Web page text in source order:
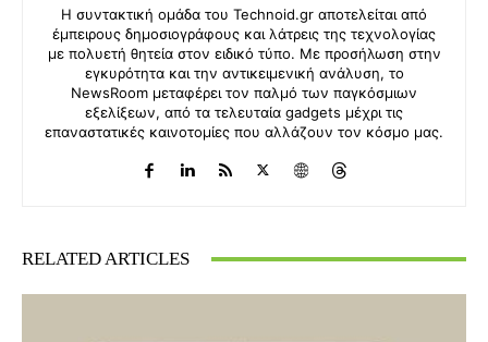
Η συντακτική ομάδα του Technoid.gr αποτελείται από
έμπειρους δημοσιογράφους και λάτρεις της τεχνολογίας
με πολυετή θητεία στον ειδικό τύπο. Με προσήλωση στην
εγκυρότητα και την αντικειμενική ανάλυση, το
NewsRoom μεταφέρει τον παλμό των παγκόσμιων
εξελίξεων, από τα τελευταία gadgets μέχρι τις
επαναστατικές καινοτομίες που αλλάζουν τον κόσμο μας.
RELATED ARTICLES